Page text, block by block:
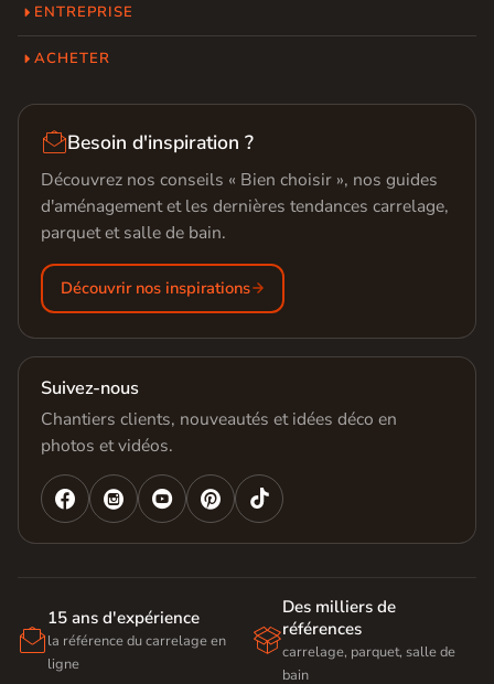
ENTREPRISE
ACHETER
Besoin d'inspiration ?
Découvrez nos conseils « Bien choisir », nos guides
d'aménagement et les dernières tendances carrelage,
parquet et salle de bain.
Découvrir nos inspirations
Suivez-nous
Chantiers clients, nouveautés et idées déco en
photos et vidéos.
   

15 ans d'expérience
la référence du carrelage en
ligne

Des milliers de
références
carrelage, parquet, salle de
bain